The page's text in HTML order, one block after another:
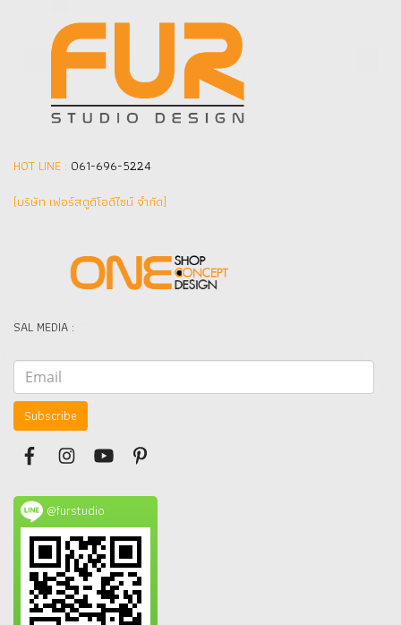
HOT LINE : 061-696-5224
(บริษัท เฟอร์สตูดิโอดีไซน์ จำกัด]
SAL MEDIA :
Subscribe
@furstudio